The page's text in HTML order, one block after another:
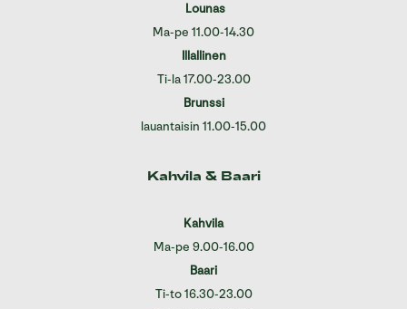
Lounas
Ma-pe 11.00-14.30
Illallinen
Ti-la 17.00-23.00
Brunssi
lauantaisin 11.00-15.00
Kahvila & Baari
Kahvila
Ma-pe 9.00-16.00
Baari
Ti-to 16.30-23.00